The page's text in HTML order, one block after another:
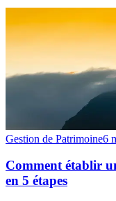
Gestion de Patrimoine6
Comment établir
en 5 étapes